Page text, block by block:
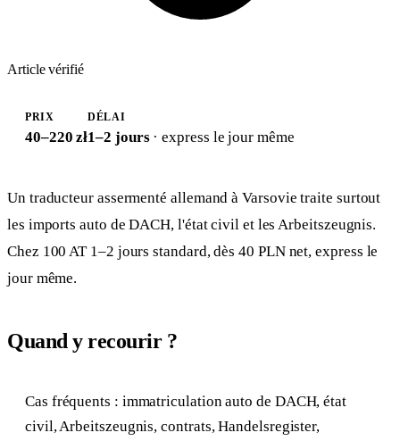
Article vérifié
PRIX
40–220 zł
DÉLAI
1–2 jours· express le jour même
Un traducteur assermenté allemand à Varsovie traite surtout
les imports auto de DACH, l'état civil et les Arbeitszeugnis.
Chez 100 AT 1–2 jours standard, dès 40 PLN net, express le
jour même.
Quand y recourir ?
Cas fréquents : immatriculation auto de DACH, état
civil, Arbeitszeugnis, contrats, Handelsregister,